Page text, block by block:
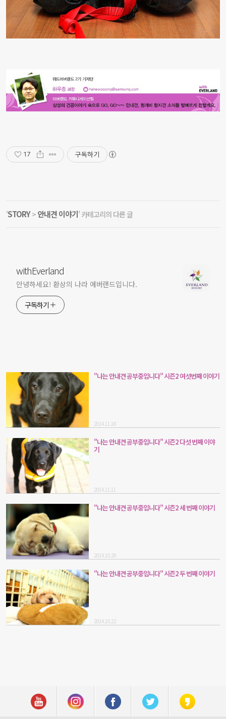
17 구독하기
'STORY> 안내견 이야기' 카테고리의 다른 글
withEverland
안녕하세요! 환상의 나라 에버랜드입니다.
구독하기
"나는 안내견 공부중입니다" 시즌2 여섯번째 이야기
2014.11.18
"나는 안내견 공부중입니다" 시즌2 다섯 번째 이야
기
2014.11.11
"나는 안내견 공부중입니다" 시즌2 세 번째 이야기
2014.10.29
"나는 안내견 공부중입니다" 시즌2 두 번째 이야기
2014.10.22